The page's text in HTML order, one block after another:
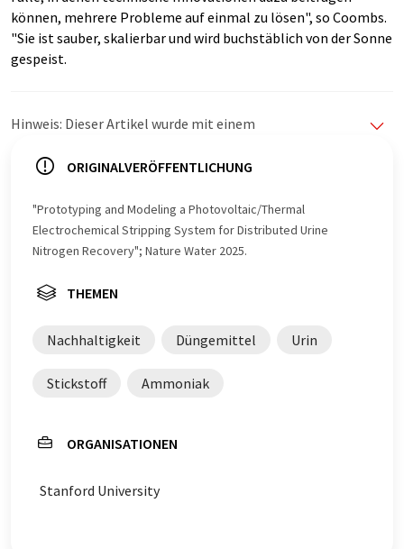
können, mehrere Probleme auf einmal zu lösen", so Coombs.
"Sie ist sauber, skalierbar und wird buchstäblich von der Sonne
gespeist.
Hinweis: Dieser Artikel wurde mit einem
LUMITOS bietet diese automatischen Übersetzungen
Nachrichten zu präsentieren. Da dieser Artikel mit
automatischer Übersetzung übersetzt wurde, ist es
möglich, dass er Fehler im Vokabular, in der Syntax oder
Englisch finden Sie
ORIGINALVERÖFFENTLICHUNG
"Prototyping and Modeling a Photovoltaic/Thermal
Electrochemical Stripping System for Distributed Urine
Nitrogen Recovery"; Nature Water 2025.
THEMEN
Nachhaltigkeit Düngemittel Urin
Stickstoff Ammoniak
ORGANISATIONEN
Stanford University